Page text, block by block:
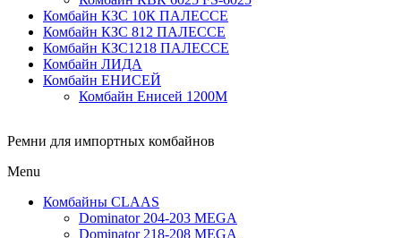
Комбайн КЗС 10К ПАЛЕССЕ
Комбайн КЗС 812 ПАЛЕССЕ
Комбайн КЗС1218 ПАЛЕССЕ
Комбайн ЛИДА
Комбайн ЕНИСЕЙ
Комбайн Енисей 1200М
Ремни для импортных комбайнов
Menu
Комбайны CLAAS
Dominator 204-203 MEGA
Dominator 218-208 MEGA